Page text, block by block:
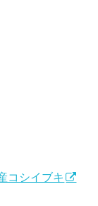
シイブキ